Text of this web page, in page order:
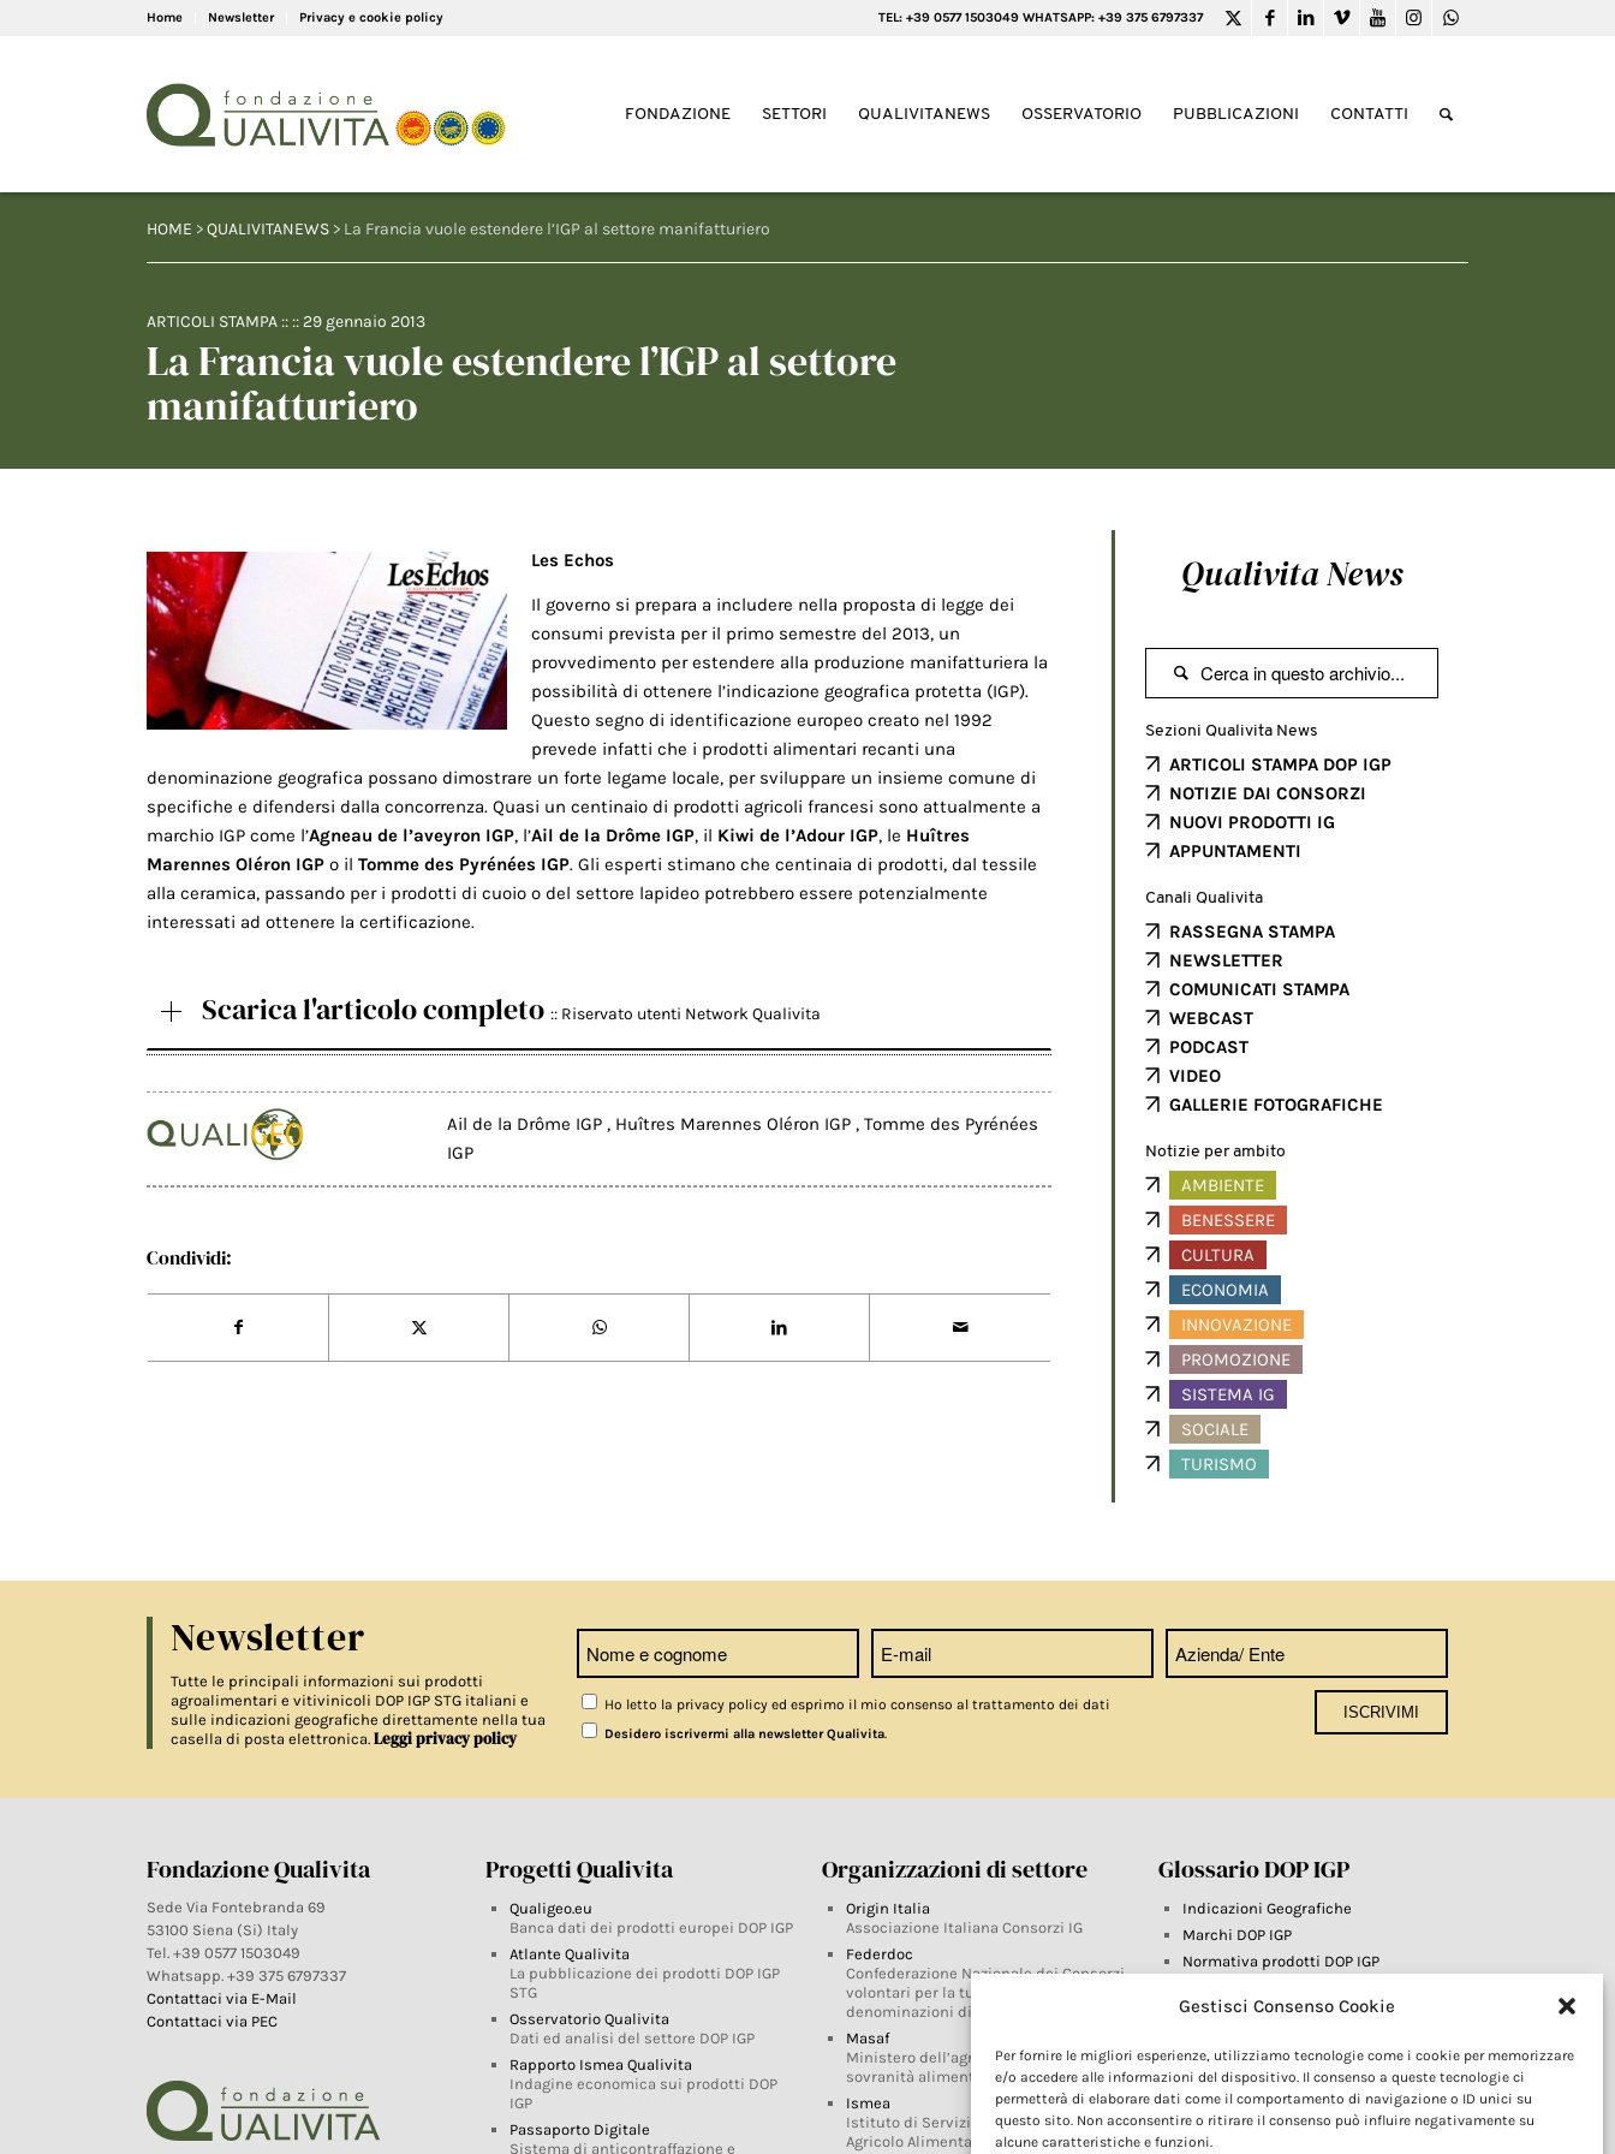
Gestisci Consenso Cookie
Per fornire le migliori esperienze, utilizziamo tecnologie come i cookie per memorizzare
e/o accedere alle informazioni del dispositivo. Il consenso a queste tecnologie ci
permetterà di elaborare dati come il comportamento di navigazione o ID unici su
questo sito. Non acconsentire o ritirare il consenso può influire negativamente su
alcune caratteristiche e funzioni.
Home Newsletter Privacy e cookie policy TEL: +39 0577 1503049 WHATSAPP: +39 375 6797337
FONDAZIONE SETTORI QUALIVITANEWS OSSERVATORIO PUBBLICAZIONI CONTATTI
HOME >QUALIVITANEWS > La Francia vuole estendere l’IGP al settore manifatturiero
ARTICOLI STAMPA :: :: 29 gennaio 2013
La Francia vuole estendere l’IGP al settore
manifatturiero
Les Echos
Il governo si prepara a includere nella proposta di legge dei
consumi prevista per il primo semestre del 2013, un
provvedimento per estendere alla produzione manifatturiera la
possibilità di ottenere l’indicazione geografica protetta (IGP).
Questo segno di identificazione europeo creato nel 1992
prevede infatti che i prodotti alimentari recanti una
denominazione geografica possano dimostrare un forte legame locale, per sviluppare un insieme comune di
specifiche e difendersi dalla concorrenza. Quasi un centinaio di prodotti agricoli francesi sono attualmente a
marchio IGP come l’Agneau de l’aveyron IGP, l’Ail de la Drôme IGP, il Kiwi de l’Adour IGP, le Huîtres
Marennes Oléron IGP o il Tomme des Pyrénées IGP. Gli esperti stimano che centinaia di prodotti, dal tessile
alla ceramica, passando per i prodotti di cuoio o del settore lapideo potrebbero essere potenzialmente
interessati ad ottenere la certificazione.
Scarica l'articolo completo :: Riservato utenti Network Qualivita
Ail de la Drôme IGP , Huîtres Marennes Oléron IGP , Tomme des Pyrénées
IGP
Condividi:
Qualivita News

Sezioni Qualivita News
ARTICOLI STAMPA DOP IGP
NOTIZIE DAI CONSORZI
NUOVI PRODOTTI IG
APPUNTAMENTI
Canali Qualivita
RASSEGNA STAMPA
NEWSLETTER
COMUNICATI STAMPA
WEBCAST
PODCAST
VIDEO
GALLERIE FOTOGRAFICHE
Notizie per ambito
AMBIENTE
BENESSERE
CULTURA
ECONOMIA
INNOVAZIONE
PROMOZIONE
SISTEMA IG
SOCIALE
TURISMO
Newsletter
Tutte le principali informazioni sui prodotti
agroalimentari e vitivinicoli DOP IGP STG italiani e
sulle indicazioni geografiche direttamente nella tua
casella di posta elettronica. Leggi privacy policy
Ho letto la privacy policy ed esprimo il mio consenso al trattamento dei dati
Desidero iscrivermi alla newsletter Qualivita.
Fondazione Qualivita
Sede Via Fontebranda 69
53100 Siena (Si) Italy
Tel. +39 0577 1503049
Whatsapp. +39 375 6797337
Contattaci via E-Mail
Contattaci via PEC
Progetti Qualivita
Qualigeo.eu
Banca dati dei prodotti europei DOP IGP
Atlante Qualivita
La pubblicazione dei prodotti DOP IGP
STG
Osservatorio Qualivita
Dati ed analisi del settore DOP IGP
Rapporto Ismea Qualivita
Indagine economica sui prodotti DOP
IGP
Passaporto Digitale
Sistema di anticontraffazione e
Organizzazioni di settore
Origin Italia
Associazione Italiana Consorzi IG
Federdoc
Confederazione Nazionale dei Consorzi
volontari per la tutela delle
denominazioni di origine
Masaf
Ministero dell’agricoltura, della
sovranità alimentare e delle foreste
Ismea
Istituto di Servizi per il Mercato
Agricolo Alimentare
Glossario DOP IGP
Indicazioni Geografiche
Marchi DOP IGP
Normativa prodotti DOP IGP
Farm To Fork e prodotti DOP IGP
Riforma Sistema IG
Turismo DOP